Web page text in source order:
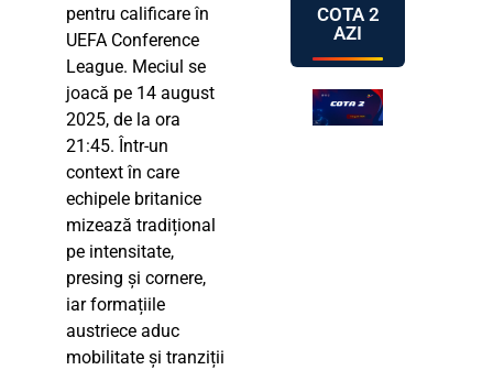
pentru calificare în
UEFA Conference
League. Meciul se
joacă pe 14 august
2025, de la ora
21:45. Într-un
context în care
echipele britanice
mizează tradițional
pe intensitate,
presing și cornere,
iar formațiile
austriece aduc
mobilitate și tranziții
COTA 2
AZI